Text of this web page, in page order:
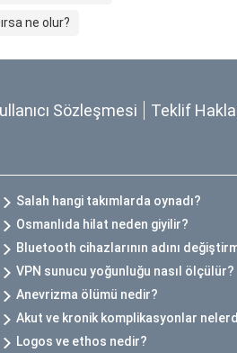
ne olur?
Sözleşmesi Teklif
Salah hangi takımlarda oynadı?
Osmanlıda hilat neden giyilir?
Bluetooth cihazlarının adını
VPN sunucu yoğunluğu nasıl ölçülür?
Anevrizma ölümü nedir?
Akut ve kronik komplikasyonlar
Logos ve ethos nedir?